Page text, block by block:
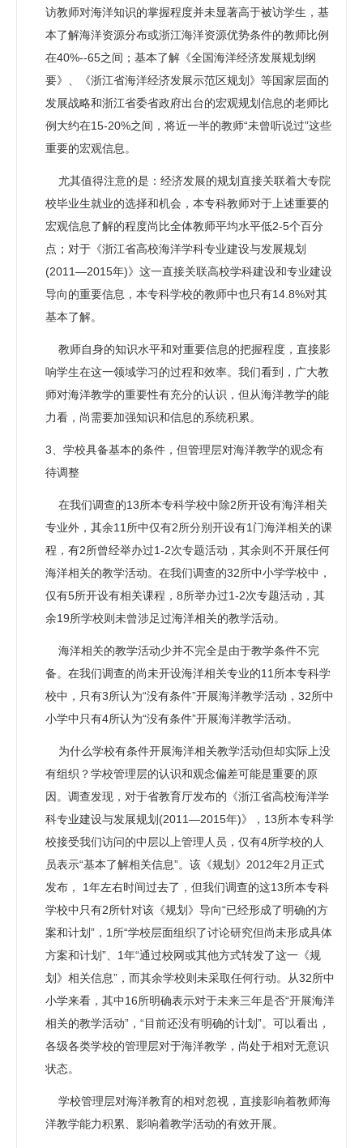
访教师对海洋知识的掌握程度并未显著高于被访学生，基
本了解海洋资源分布或浙江海洋资源优势条件的教师比例
在40%--65之间；基本了解《全国海洋经济发展规划纲
要》、《浙江省海洋经济发展示范区规划》等国家层面的
发展战略和浙江省委省政府出台的宏观规划信息的老师比
例大约在15-20%之间，将近一半的教师“未曾听说过”这些
重要的宏观信息。
尤其值得注意的是：经济发展的规划直接关联着大专院
校毕业生就业的选择和机会，本专科教师对于上述重要的
宏观信息了解的程度尚比全体教师平均水平低2-5个百分
点；对于《浙江省高校海洋学科专业建设与发展规划
(2011―2015年)》这一直接关联高校学科建设和专业建设
导向的重要信息，本专科学校的教师中也只有14.8%对其
基本了解。
教师自身的知识水平和对重要信息的把握程度，直接影
响学生在这一领域学习的过程和效率。我们看到，广大教
师对海洋教学的重要性有充分的认识，但从海洋教学的能
力看，尚需要加强知识和信息的系统积累。
3、学校具备基本的条件，但管理层对海洋教学的观念有
待调整
在我们调查的13所本专科学校中除2所开设有海洋相关
专业外，其余11所中仅有2所分别开设有1门海洋相关的课
程，有2所曾经举办过1-2次专题活动，其余则不开展任何
海洋相关的教学活动。在我们调查的32所中小学学校中，
仅有5所开设有相关课程，8所举办过1-2次专题活动，其
余19所学校则未曾涉足过海洋相关的教学活动。
海洋相关的教学活动少并不完全是由于教学条件不完
备。在我们调查的尚未开设海洋相关专业的11所本专科学
校中，只有3所认为“没有条件”开展海洋教学活动，32所中
小学中只有4所认为“没有条件”开展海洋教学活动。
为什么学校有条件开展海洋相关教学活动但却实际上没
有组织？学校管理层的认识和观念偏差可能是重要的原
因。调查发现，对于省教育厅发布的《浙江省高校海洋学
科专业建设与发展规划(2011―2015年)》，13所本专科学
校接受我们访问的中层以上管理人员，仅有4所学校的人
员表示“基本了解相关信息”。该《规划》2012年2月正式
发布， 1年左右时间过去了，但我们调查的这13所本专科
学校中只有2所针对该《规划》导向“已经形成了明确的方
案和计划”，1所“学校层面组织了讨论研究但尚未形成具体
方案和计划”、1年“通过校网或其他方式转发了这一《规
划》相关信息”，而其余学校则未采取任何行动。从32所中
小学来看，其中16所明确表示对于未来三年是否“开展海洋
相关的教学活动”，“目前还没有明确的计划”。可以看出，
各级各类学校的管理层对于海洋教学，尚处于相对无意识
状态。
学校管理层对海洋教育的相对忽视，直接影响着教师海
洋教学能力积累、影响着教学活动的有效开展。